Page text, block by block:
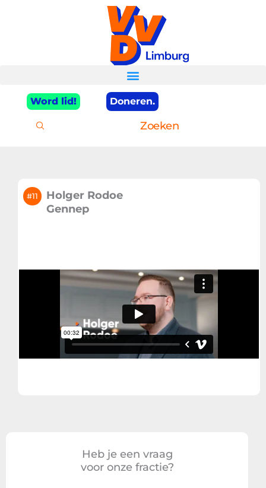
Word lid! Doneren.
Zoeken
#11
Holger Rodoe
Gennep
Heb je een vraag
voor onze fractie?